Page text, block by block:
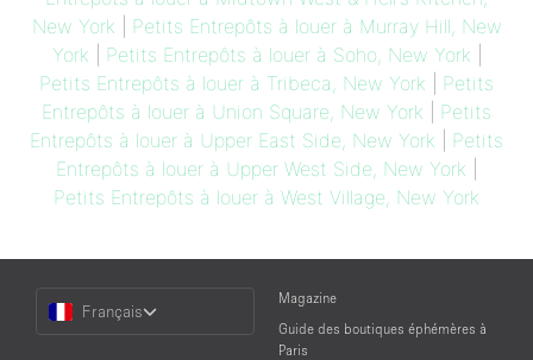
New York
Petits Entrepôts à louer à Murray Hill, New
York
Petits Entrepôts à louer à Soho, New York
Petits Entrepôts à louer à Tribeca, New York
Petits
Entrepôts à louer à Union Square, New York
Petits
Entrepôts à louer à Upper East Side, New York
Petits
Entrepôts à louer à Upper West Side, New York
Petits Entrepôts à louer à West Village, New York
Language
Français
Magazine
Guide des boutiques éphémères à
Paris